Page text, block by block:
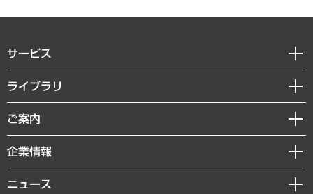
サービス
経営戦略
組織・人事戦略
デジタルイノベーション
共生・ダイバーシティ
ライブラリ
経済調査
レポート
コラム
ご案内
セミナー・イベント情報
MUFGビジネスセミナー
受託案件情報
企業情報
私たちの想い
ニュース